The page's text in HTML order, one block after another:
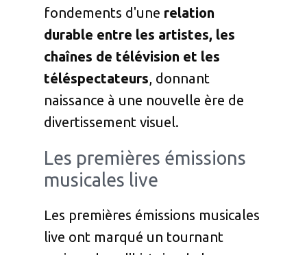
fondements d'une relation
durable entre les artistes, les
chaînes de télévision et les
téléspectateurs, donnant
naissance à une nouvelle ère de
divertissement visuel.
Les premières émissions
musicales live
Les premières émissions musicales
live ont marqué un tournant